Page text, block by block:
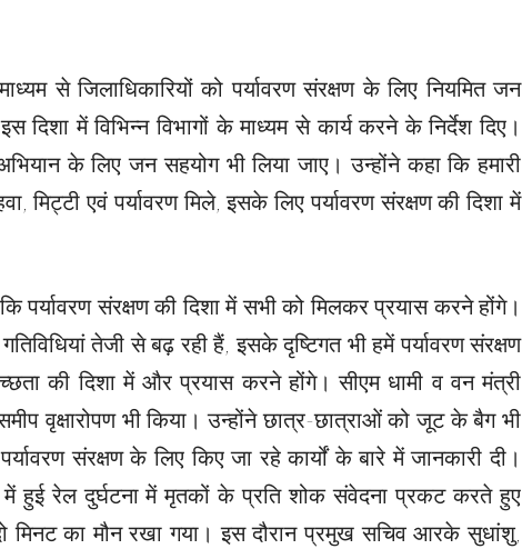
से जिलाधिकारियों को पर्यावरण संरक्षण के लिए नियमित जन
में विभिन्न विभागों के माध्यम से कार्य करने के निर्देश दिए।
के लिए जन सहयोग भी लिया जाए। उन्होंने कहा कि हमारी
मिट्टी एवं पर्यावरण मिले, इसके लिए पर्यावरण संरक्षण की दिशा में
पर्यावरण संरक्षण की दिशा में सभी को मिलकर प्रयास करने होंगे।
तेजी से बढ़ रही हैं, इसके दृष्टिगत भी हमें पर्यावरण संरक्षण
की दिशा में और प्रयास करने होंगे। सीएम धामी व वन मंत्री
वृक्षारोपण भी किया। उन्होंने छात्र-छात्राओं को जूट के बैग भी
संरक्षण के लिए किए जा रहे कार्यों के बारे में जानकारी दी।
हुई रेल दुर्घटना में मृतकों के प्रति शोक संवेदना प्रकट करते हुए
मिनट का मौन रखा गया। इस दौरान प्रमुख सचिव आरके सुधांशु,